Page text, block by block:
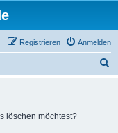
Anmelden
Registrieren
löschen möchtest?